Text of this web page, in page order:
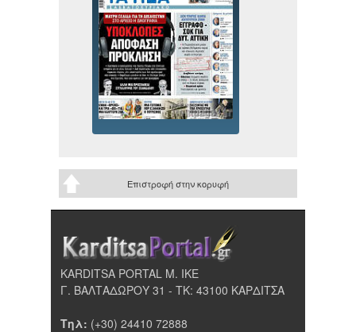
Επιστροφή στην κορυφή
KARDITSA PORTAL Μ. ΙΚΕ
Γ. ΒΑΛΤΑΔΩΡΟΥ 31 - ΤΚ: 43100 ΚΑΡΔΙΤΣΑ
Τηλ: (+30) 24410 72888